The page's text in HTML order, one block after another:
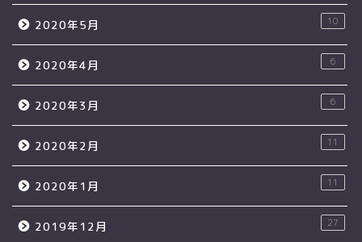
2020年5月 10
2020年4月 6
2020年3月 6
2020年2月 11
2020年1月 11
2019年12月 27